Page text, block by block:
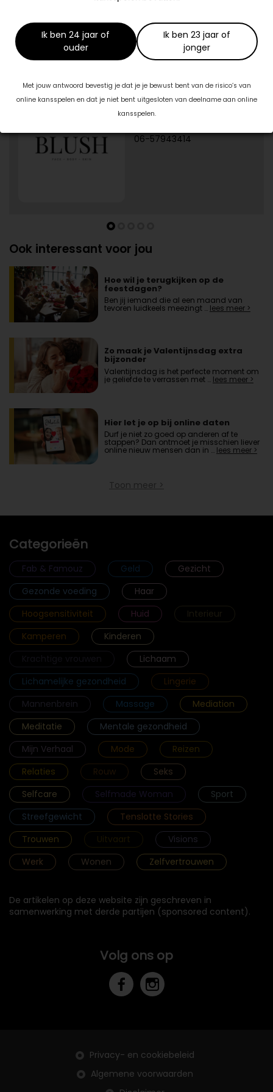
Ik ben 24 jaar of
ouder
Ik ben 23 jaar of
jonger
Met jouw antwoord bevestig je dat je je bewust bent van de risico’s van
online kansspelen en dat je niet bent uitgesloten van deelname aan online
kansspelen.
Praktijk Aventurijn
Specialisten in jouw buurt
1/5
Blush Skin Clinic
Burg. J.G. Legroweg 94
06-57943414
Ook interessant voor jou
Hoe wil je terugkijken op de
feestdagen?
Ben jij iemand die al een maand van
tevoren luidkeels meezingt … lees meer >
Zo maak je Valentijnsdag extra
bijzonder
Valentijnsdag is het perfecte moment om
je geliefde te verrassen met … lees meer >
Hier let je op bij online daten
Durf je niet zo goed op anderen af te
stappen? Dan ontmoet je misschien liever
online nieuw mensen dan in … lees meer >
Toon meer >
Categorieën
Fab & Famouz Geld
Gezicht
Gezonde voeding
Haar
Hoogsensitiviteit
Huid
Interieur
Kamperen
Kinderen
Lichaam
Lichamelijke gezondheid
Lingerie
Mannenbrein
Massage
Mediation
Meditatie
Mentale gezondheid
Mijn Verhaal
Mode
Reizen
Relaties
Rouw
Seks
Selfcare
Selfmade Woman
Sport
Streefgewicht
Tenslotte Stories
Trouwen
Uitvaart
Visions
Werk
Wonen Zelfvertrouwen
De artikelen op deze website zijn geschreven in
samenwerking met derde partijen (sponsored content).
Volg ons op
Privacy- en cookiebeleid
Algemene voorwaarden